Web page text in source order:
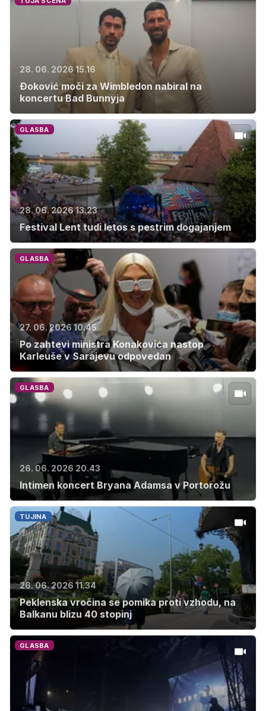
28. 06. 2026 15.16
Đoković moči za Wimbledon nabiral na
koncertu Bad Bunnyja
GLASBA
28. 06. 2026 13.23
Festival Lent tudi letos s pestrim dogajanjem
GLASBA
27. 06. 2026 10.45
Po zahtevi ministra Konakovića nastop
Karleuše v Sarajevu odpovedan
GLASBA
26. 06. 2026 20.43
Intimen koncert Bryana Adamsa v Portorožu
TUJINA
26. 06. 2026 11.34
Peklenska vročina se pomika proti vzhodu, na
Balkanu blizu 40 stopinj
GLASBA